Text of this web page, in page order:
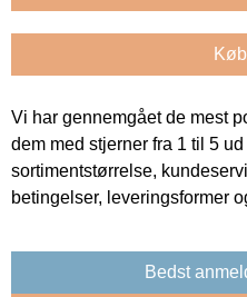
Vi har gennemgået de mest
dem med stjerner fra 1 til 5
sortimentstørrelse,
betingelser, leveringsformer
Bedst